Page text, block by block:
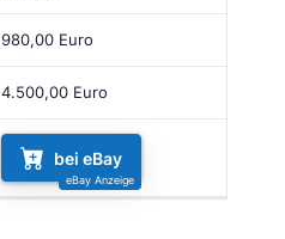
980,00 Euro
4.500,00 Euro
bei eBay